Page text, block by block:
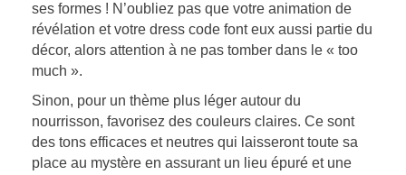
ses formes ! N’oubliez pas que votre animation de
révélation et votre dress code font eux aussi partie du
décor, alors attention à ne pas tomber dans le « too
much ».
Sinon, pour un thème plus léger autour du
nourrisson, favorisez des couleurs claires. Ce sont
des tons efficaces et neutres qui laisseront toute sa
place au mystère en assurant un lieu épuré et une